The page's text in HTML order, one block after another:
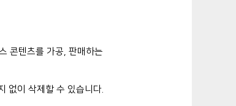
콘텐츠를 가공, 판매하는
없이 삭제할 수 있습니다.